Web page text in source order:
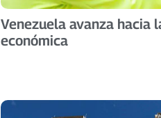
Venezuela avanza hacia
económica